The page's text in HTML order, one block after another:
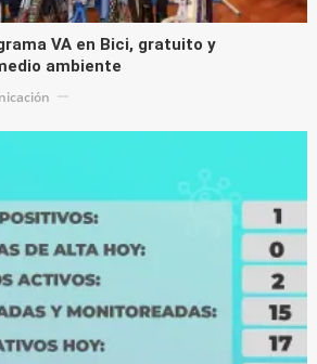
VA en Bici, gratuito y
ambiente